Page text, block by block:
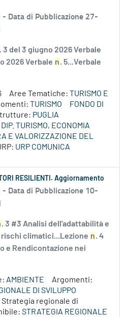
- Data di Pubblicazione 27-
. 3 del 3 giugno 2026 Verbale
2026 Verbale n. 5...Verbale
Aree Tematiche: TURISMO E
TURISMO
FONDO DI
PUGLIA
DIP. TURISMO, ECONOMIA
E VALORIZZAZIONE DEL
URP COMUNICA
RESILIENTI. Aggiornamento
- Data di Pubblicazione 10-
. 3 #3 Analisi dell'adattabilità e
climatici...Lezione n. 4
e Rendicontazione nei
AMBIENTE
Argomenti:
DI SVILUPPO
Strategia regionale di
STRATEGIA REGIONALE